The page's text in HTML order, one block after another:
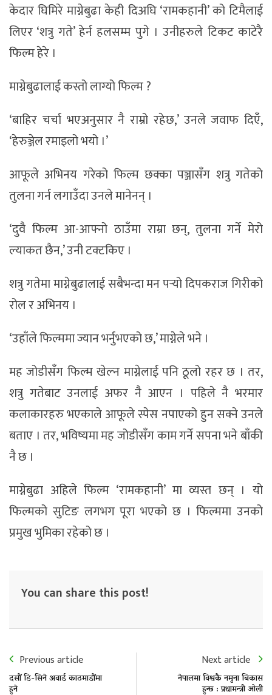
केदार घिमिरे माग्नेबुढा केही दिअघि ‘रामकहानी’ को टिमैलाई
लिएर ‘शत्रु गते’ हेर्न हलसम्म पुगे । उनीहरुले टिकट काटेरै
फिल्म हेरे ।
माग्नेबुढालाई कस्तो लाग्यो फिल्म ?
‘बाहिर चर्चा भएअनुसार नै राम्रो रहेछ,’ उनले जवाफ दिएँ,
‘हेरुञ्जेल रमाइलो भयो ।’
आफूले अभिनय गरेको फिल्म छक्का पञ्जासँग शत्रु गतेको
तुलना गर्न लगाउँदा उनले मानेनन् ।
‘दुवै फिल्म आ-आफ्नो ठाउँमा राम्रा छन्, तुलना गर्ने मेरो
ल्याकत छैन,’ उनी टक्टकिए ।
शत्रु गतेमा माग्नेबुढालाई सबैभन्दा मन पर्‍यो दिपकराज गिरीको
रोल र अभिनय ।
‘उहाँले फिल्ममा ज्यान भर्नुभएको छ,’ माग्नेले भने ।
मह जोडीसँग फिल्म खेल्न माग्नेलाई पनि ठूलो रहर छ । तर,
शत्रु गतेबाट उनलाई अफर नै आएन । पहिले नै भरमार
कलाकारहरु भएकाले आफूले स्पेस नपाएको हुन सक्ने उनले
बताए । तर, भविष्यमा मह जोडीसँग काम गर्ने सपना भने बाँकी
नै छ ।
माग्नेबुढा अहिले फिल्म ‘रामकहानी’ मा व्यस्त छन् । यो
फिल्मको सुटिङ लगभग पूरा भएको छ । फिल्ममा उनको
प्रमुख भुमिका रहेको छ ।
You can share this post!
Previous article
दसौं डि-सिने अवार्ड काठमाडौंमा
हुने
Next article
नेपालमा विश्वकै नमुना बिकास
हुन्छ : प्रधामन्त्री ओली